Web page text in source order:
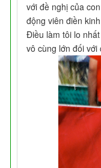
với đề nghị của
động viên điền
Điều làm tôi lo
vô cùng lớn đối với